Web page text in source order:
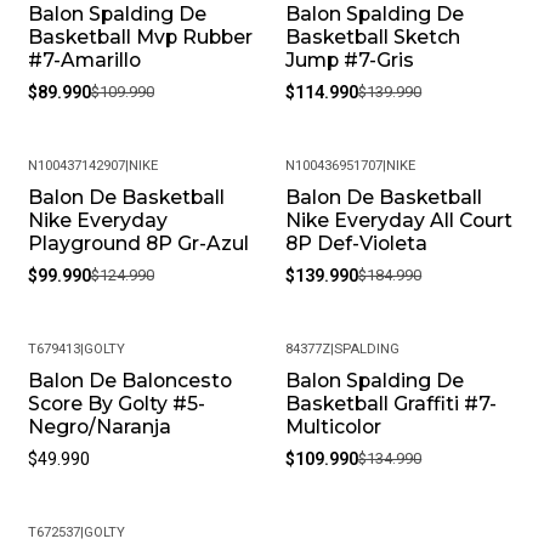
-18%
Balon Spalding De
Basketball Mvp Rubber
#7-Amarillo
$89.990$109.990
-18%
Balon Spalding De
Basketball Sketch
Jump #7-Gris
$114.990$139.990
-20%
N100437142907| NIKE
Balon De Basketball
Nike Everyday
Playground 8P Gr-Azul
$99.990$124.990
-24%
N100436951707 NIKE
Balon De Basketball
Nike Everyday All Court
8P Def-Violeta
$139.990$184.990
T679413|GOLTY
Balon De Baloncesto
Score By Golty #5-
Negro/Naranja
$49.990
-19%
84377Z|SPALDING
Balon Spalding De
Basketball Graffiti #7-
Multicolor
$109.990$134.990
T672537|GOLTY